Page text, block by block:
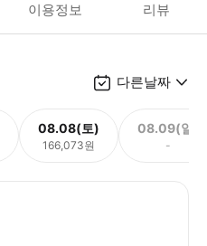
이용정보 리뷰
다른날짜
08.08(토)
166,073원
08.09(일)
-